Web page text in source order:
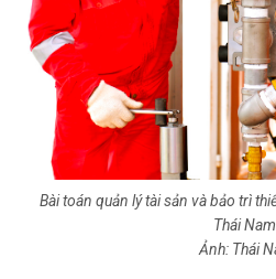
Bài toán quản lý tài sản và bảo trì
Thái Nam
Ảnh: Thái